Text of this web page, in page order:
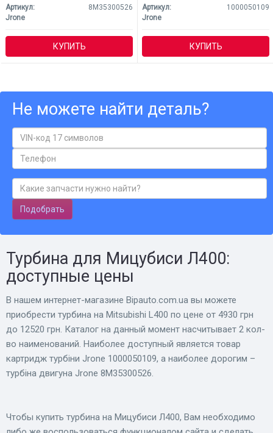
Артикул:
8M35300526
Jrone
КУПИТЬ
Артикул:
1000050109
Jrone
КУПИТЬ
Не можете найти деталь?
Подобрать
Турбина для Мицубиси Л400:
доступные цены
В нашем интернет-магазине Bіpauto.com.ua вы можете
приобрести турбина на Mitsubishi L400 по цене от 4930 грн
до 12520 грн. Каталог на данный момент насчитывает 2 кол-
во наименований. Наиболее доступный является товар
картридж турбіни Jrone 1000050109, а наиболее дорогим –
турбіна двигуна Jrone 8M35300526.
Чтобы купить турбина на Мицубиси Л400, Вам необходимо